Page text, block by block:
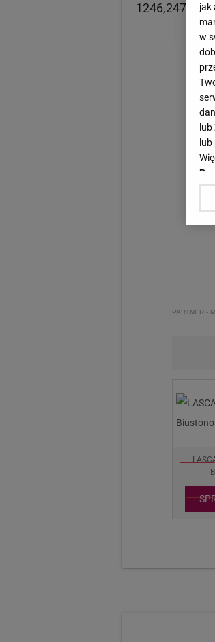
1246,247, 49
PARTNER -
jak
w